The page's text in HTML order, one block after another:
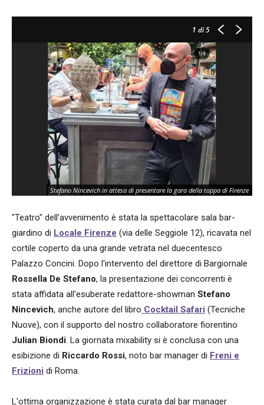
1 di 5
Stefano Nincevich in attesa di presentare la gara della tappa di Firenze
"Teatro" dell'avvenimento è stata la spettacolare sala bar-
giardino di Locale Firenze (via delle Seggiole 12), ricavata nel
cortile coperto da una grande vetrata nel duecentesco
Palazzo Concini. Dopo l'intervento del direttore di Bargiornale
Rossella De Stefano, la presentazione dei concorrenti è
stata affidata all'esuberate redattore-showman Stefano
Nincevich, anche autore del libro Cocktail Safari (Tecniche
Nuove), con il supporto del nostro collaboratore fiorentino
Julian Biondi. La giornata mixability si è conclusa con una
esibizione di Riccardo Rossi, noto bar manager di Freni e
Frizioni di Roma.
L'ottima organizzazione è stata curata dal bar manager